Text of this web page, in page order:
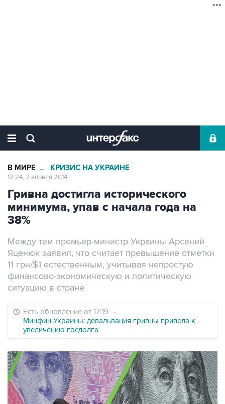
В МИРЕ → КРИЗИС НА УКРАИНЕ
12:24, 2 апреля 2014
Гривна достигла исторического
минимума, упав с начала года на
38%
Между тем премьер-министр Украины Арсений
Яценюк заявил, что считает превышение отметки
11 грн/$1 естественным, учитывая непростую
финансово-экономическую и политическую
ситуацию в стране
Есть обновление от 17:19 →
Минфин Украины: девальвация гривны привела к
увеличению госдолга